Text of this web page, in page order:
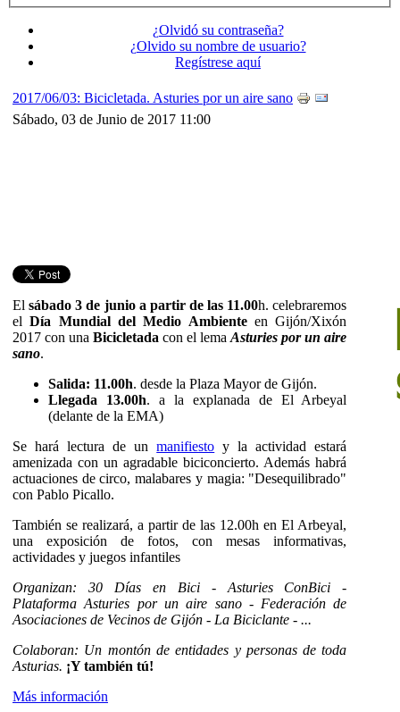
¿Olvidó su contraseña?
¿Olvido su nombre de usuario?
Regístrese aquí
2017/06/03: Bicicletada. Asturies por un aire sano
Sábado, 03 de Junio de 2017 11:00
Elsábado 3 de junio a partir de las 11.00h. celebraremos
elDía Mundial del Medio Ambienteen Gijón/Xixón
2017 con unaBicicletada con el lemaAsturies por un aire
sano.
Salida: 11.00h. desde la Plaza Mayor de Gijón.
Llegada 13.00h. a la explanada de El Arbeyal
(delante de la EMA)
Se hará lectura de unmanifiesto y la actividad estará
amenizada con un agradable biciconcierto. Además habrá
actuaciones de circo, malabares y magia: "Desequilibrado"
con Pablo Picallo.
También se realizará, a partir de las 12.00h en El Arbeyal,
una exposición de fotos, con mesas informativas,
actividades y juegos infantiles
Organizan: 30 Días en Bici - Asturies ConBici -
Plataforma Asturies por un aire sano - Federación de
Asociaciones de Vecinos de Gijón - La Biciclante - ...
Colaboran: Un montón de entidades y personas de toda
Asturias. ¡Y también tú!
Más información